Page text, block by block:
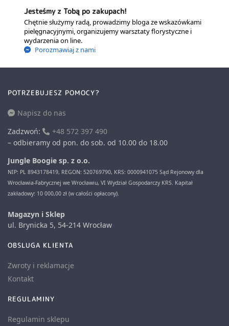
Jesteśmy z Tobą po zakupach!
Chętnie służymy radą, prowadzimy bloga ze wskazówkami
pielęgnacyjnymi, organizujemy warsztaty florystyczne i
wydarzenia on line.
Porozmawiaj z nami
POTRZEBUJESZ POMOCY?
Napisz do nas
Zadzwoń:
+48 572 397 490
– odbieramy od pon. do sob. od 10.00 do 18.00
Jungle Boogie sp. z o.o.
NIP: PL 8943178419, REGON: 520769790, KRS: 0000941075 Sąd Rejonowy dla
Wrocławia-Fabrycznej we Wrocławiu, VI Wydział Gospodarczy KRS. Kapitał
zakładowy: 10 000,00 zł (w całości opłacony).
Magazyn i Sklep
ul. Brynicka 5, 54-214 Wrocław
OBSLUGA KLIENTA
Zwroty i reklamacje
Kontakt
REGULAMINY
Regulamin sklepu